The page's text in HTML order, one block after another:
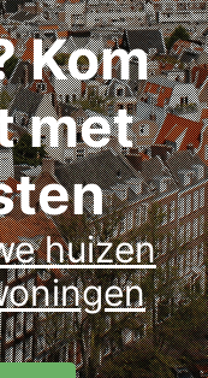
Kom
met
huizen